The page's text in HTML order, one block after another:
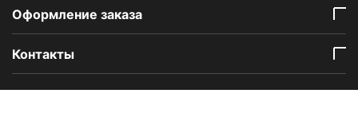
Оформление заказа
Контакты